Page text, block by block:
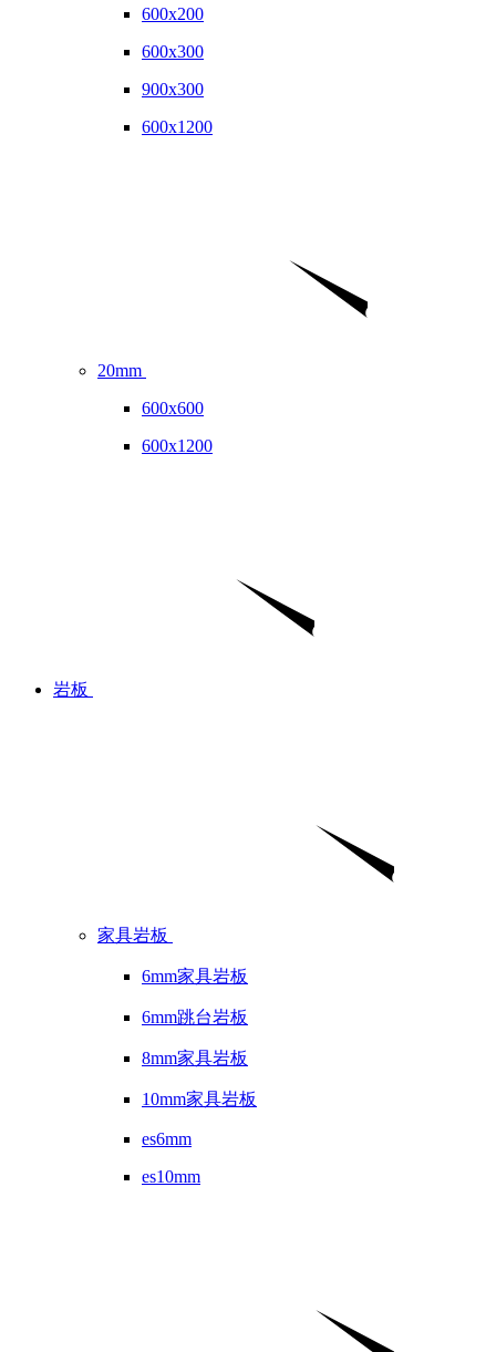
600x200
600x300
900x300
600x1200
20mm
600x600
600x1200
岩板
家具岩板
6mm家具岩板
6mm跳台岩板
8mm家具岩板
10mm家具岩板
es6mm
es10mm